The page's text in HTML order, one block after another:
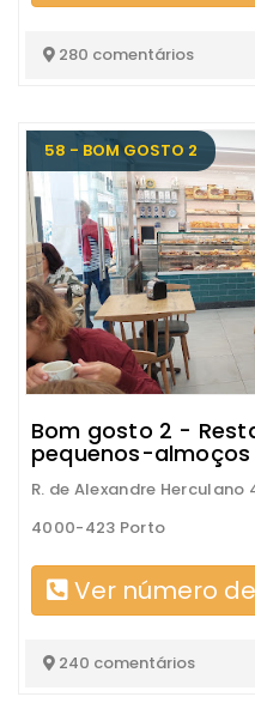
280 comentários
58 - BOM GOSTO 2
Bom gosto 2 -
pequenos-almoços
R. de Alexandre Herculano
4000-423 Porto
Ver número
240 comentários